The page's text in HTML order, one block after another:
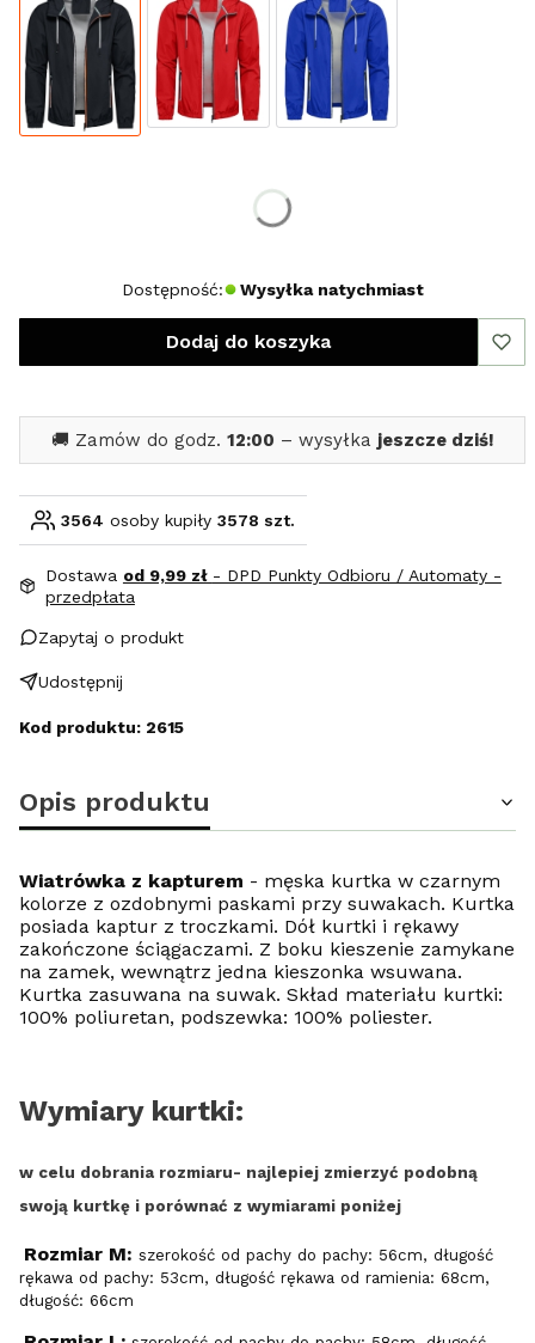
Dostępność: Wysyłka natychmiast
Dodaj do koszyka
🚚 Zamów do godz. 12:00 – wysyłka jeszcze dziś!
3564 osoby kupiły 3578 szt.
Dostawa od 9,99 zł - DPD Punkty Odbioru / Automaty -
przedpłata
Zapytaj o produkt
Udostępnij
Kod produktu: 2615
Opis produktu
Wiatrówka z kapturem - męska kurtka w czarnym
kolorze z ozdobnymi paskami przy suwakach. Kurtka
posiada kaptur z troczkami. Dół kurtki i rękawy
zakończone ściągaczami. Z boku kieszenie zamykane
na zamek, wewnątrz jedna kieszonka wsuwana.
Kurtka zasuwana na suwak. Skład materiału kurtki:
100% poliuretan, podszewka: 100% poliester.
Wymiary kurtki:
w celu dobrania rozmiaru- najlepiej zmierzyć podobną
swoją kurtkę i porównać z wymiarami poniżej
Rozmiar M: szerokość od pachy do pachy: 56cm, długość
rękawa od pachy: 53cm, długość rękawa od ramienia: 68cm,
długość: 66cm